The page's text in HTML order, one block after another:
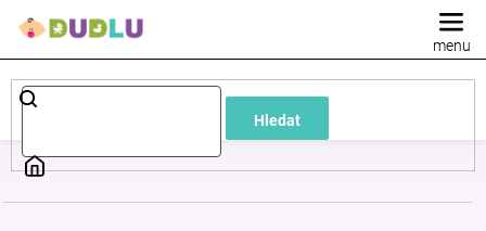
Hledat
Dětské
a
kojenecké